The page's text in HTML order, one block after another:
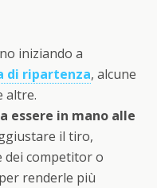
iniziando a
di ripartenza, alcune
altre.
essere in mano alle
il tiro,
dei competitor o
renderle più